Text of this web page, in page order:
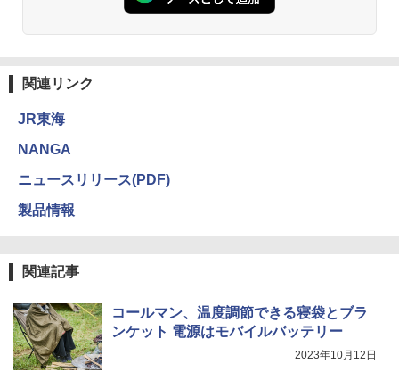
関連リンク
JR東海
NANGA
ニュースリリース(PDF)
製品情報
関連記事
コールマン、温度調節できる寝袋とブラ
ンケット 電源はモバイルバッテリー
2023年10月12日